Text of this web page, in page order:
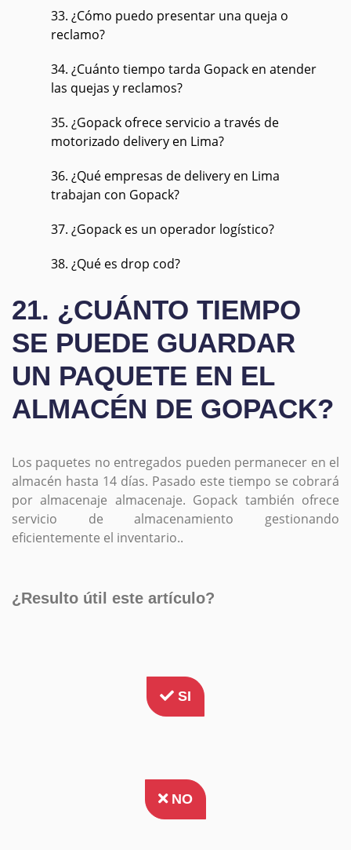
33. ¿Cómo puedo presentar una queja o
reclamo?
34. ¿Cuánto tiempo tarda Gopack en atender
las quejas y reclamos?
35. ¿Gopack ofrece servicio a través de
motorizado delivery en Lima?
36. ¿Qué empresas de delivery en Lima
trabajan con Gopack?
37. ¿Gopack es un operador logístico?
38. ¿Qué es drop cod?
21. ¿CUÁNTO TIEMPO
SE PUEDE GUARDAR
UN PAQUETE EN EL
ALMACÉN DE GOPACK?
Los paquetes no entregados pueden permanecer en el
almacén hasta 14 días. Pasado este tiempo se cobrará
por almacenaje almacenaje. Gopack también ofrece
servicio de almacenamiento gestionando
eficientemente el inventario..
¿Resulto útil este artículo?
SI
NO